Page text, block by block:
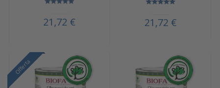
21,72 € 21,72 €
Offerta
Offerta
Offerta